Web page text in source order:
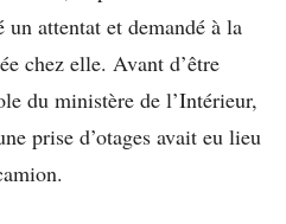
attentat et demandé à la
chez elle. Avant d’être
du ministère de l’Intérieur,
prise d’otages avait eu lieu